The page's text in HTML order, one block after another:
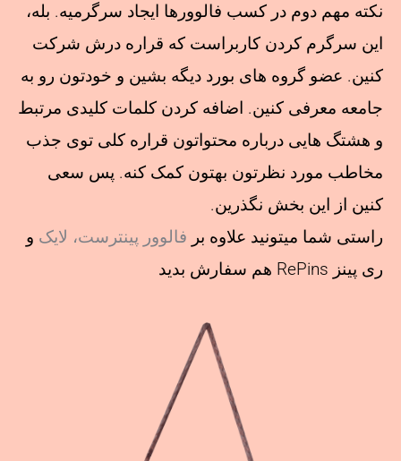
نکته مهم دوم در کسب فالوورها ایجاد سرگرمیه. بله،
این سرگرم کردن کاربراست که قراره درش شرکت
کنین. عضو گروه های بورد دیگه بشین و خودتون رو به
جامعه معرفی کنین. اضافه کردن کلمات کلیدی مرتبط
و هشتگ هایی درباره محتواتون قراره کلی توی جذب
مخاطب مورد نظرتون بهتون کمک کنه. پس سعی
کنین از این بخش نگذرین.
راستی شما میتونید علاوه بر فالوور پینترست، لایک و
ری پینز RePins هم سفارش بدید